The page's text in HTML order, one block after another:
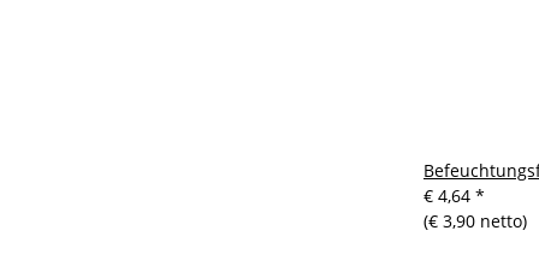
€ 4,64 *
(€ 3,90 netto)